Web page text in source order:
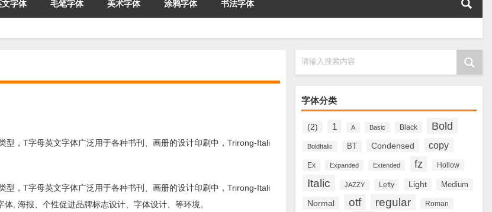
文字体 毛笔字体 美术字体 涂鸦字体 书法字体
请输入搜索内容
字体分类
(2) 1 A Basic Black Bold
BoldItalic BT Condensed copy
Ex Expanded Extended fz Hollow
Italic JAZZY Lefty Light Medium
Normal otf regular Roman
，T字母英文字体广泛用于各种书刊、画册的设计印刷中，Trirong-Itali
，T字母英文字体广泛用于各种书刊、画册的设计印刷中，Trirong-Itali
, 海报、个性促进品牌标志设计、字体设计、等环境。